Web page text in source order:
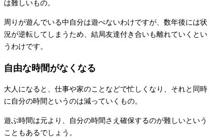
は難しいもの。
周りが遊んでいる中自分は遊べないわけですが、数年後には状
況が逆転してしまうため、結局友達付き合いも離れていくとい
うわけです。
自由な時間がなくなる
大人になると、仕事や家のことなどで忙しくなり、それと同時
に自分の時間というのは減っていくもの。
遊ぶ時間は元より、自分の時間さえ確保するのが難しいという
こともあるでしょう。